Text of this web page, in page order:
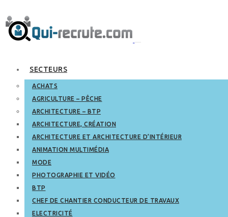
SECTEURS
ACHATS
AGRICULTURE – PÊCHE
ARCHITECTURE – BTP
ARCHITECTURE, CRÉATION
ARCHITECTURE ET ARCHITECTURE D’INTÉRIEUR
ANIMATION MULTIMÉDIA
MODE
PHOTOGRAPHIE ET VIDÉO
BTP
CHEF DE CHANTIER CONDUCTEUR DE TRAVAUX
ELECTRICITÉ